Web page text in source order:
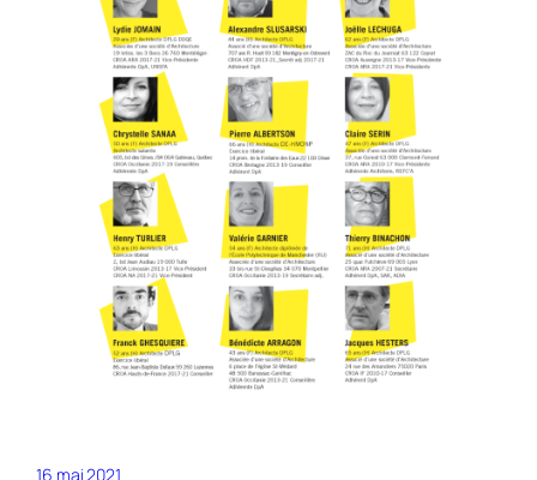
16 mai 2021